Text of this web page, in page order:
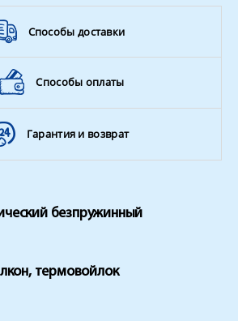
Способы доставки
Способы оплаты
Гарантия и возврат
безпружинный
термовойлок